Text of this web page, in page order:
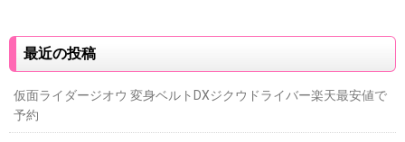
最近の投稿
仮面ライダージオウ 変身ベルトDXジクウドライバー楽天最安値で
予約